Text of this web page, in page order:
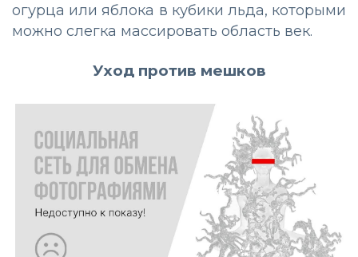
огурца или яблока в кубики льда, которыми
можно слегка массировать область век.
Уход против мешков